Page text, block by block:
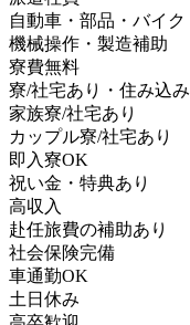
自動車・部品・バイク
機械操作・製造補助
寮費無料
寮/社宅あり・住み込み
家族寮/社宅あり
カップル寮/社宅あり
即入寮OK
祝い金・特典あり
高収入
赴任旅費の補助あり
社会保険完備
車通勤OK
土日休み